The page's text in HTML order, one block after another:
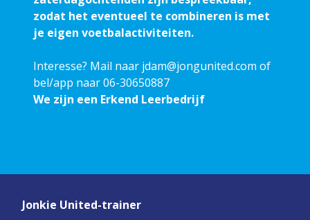
zodat het eventueel te combineren is met
je eigen voetbalactiviteiten.
Interesse? Mail naar jdam@jongunited.com of
bel/app naar 06-30650887
We zijn een Erkend Leerbedrijf
Jonkie United-trainer